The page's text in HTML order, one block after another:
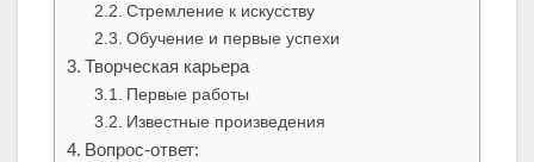
Стремление к искусству
Обучение и первые успехи
Творческая карьера
Первые работы
Известные произведения
Вопрос-ответ: